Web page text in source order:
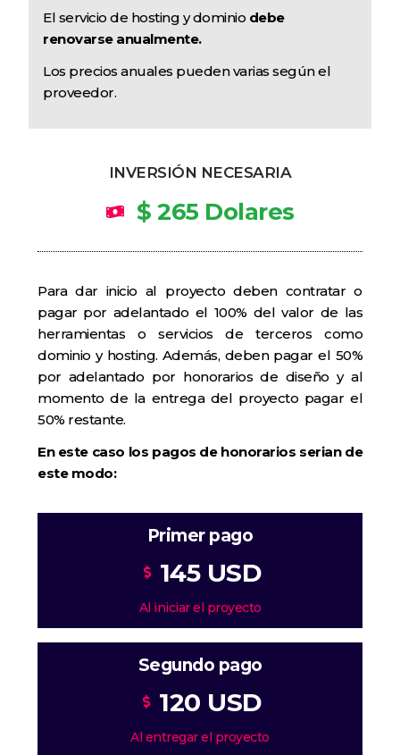
El servicio de hosting y dominio debe
renovarse anualmente.
Los precios anuales pueden varias según el
proveedor.
INVERSIÓN NECESARIA
$ 265 Dolares
Para dar inicio al proyecto deben contratar o
pagar por adelantado el 100% del valor de las
herramientas o servicios de terceros como
dominio y hosting. Además, deben pagar el 50%
por adelantado por honorarios de diseño y al
momento de la entrega del proyecto pagar el
50% restante.
En este caso los pagos de honorarios serian de
este modo:
Primer pago
145 USD
Al iniciar el proyecto
Segundo pago
120 USD
Al entregar el proyecto